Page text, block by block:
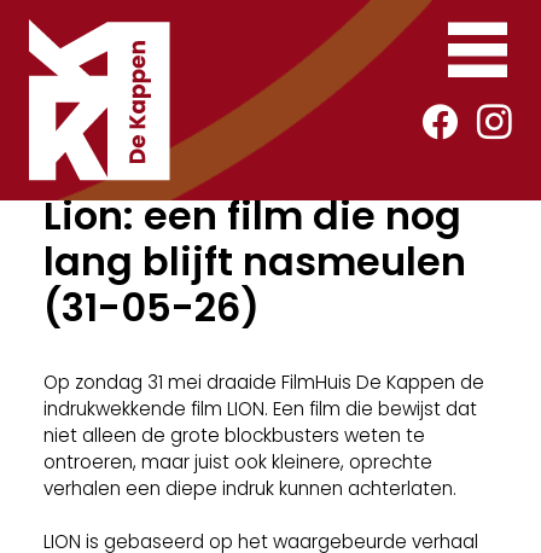
Lion: een film die nog
lang blijft nasmeulen
(31-05-26)
Op zondag 31 mei draaide FilmHuis De Kappen de
indrukwekkende film LION. Een film die bewijst dat
niet alleen de grote blockbusters weten te
ontroeren, maar juist ook kleinere, oprechte
verhalen een diepe indruk kunnen achterlaten.
LION is gebaseerd op het waargebeurde verhaal